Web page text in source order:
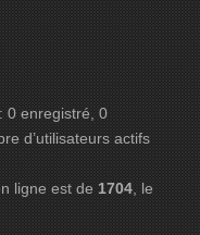
0 enregistré, 0
d’utilisateurs actifs
ligne est de 1704 , le